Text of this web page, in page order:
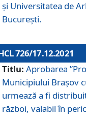
și Universitatea de
București.
726/17.12.2021
Titlu: Aprobarea
Municipiului Braşov
urmează a fi
război, valabil în